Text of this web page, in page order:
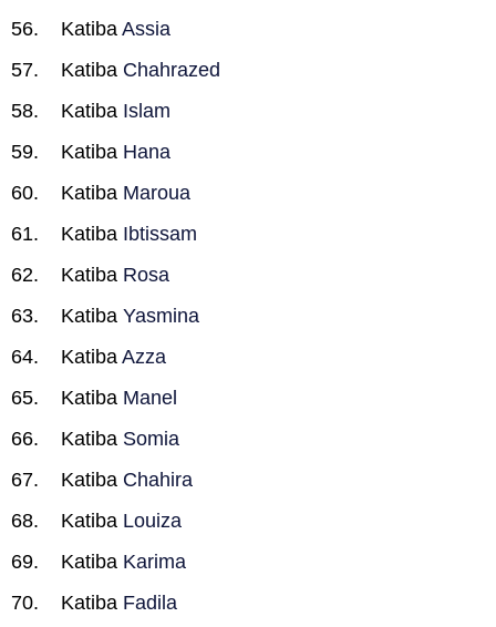
Katiba Assia
Katiba Chahrazed
Katiba Islam
Katiba Hana
Katiba Maroua
Katiba Ibtissam
Katiba Rosa
Katiba Yasmina
Katiba Azza
Katiba Manel
Katiba Somia
Katiba Chahira
Katiba Louiza
Katiba Karima
Katiba Fadila